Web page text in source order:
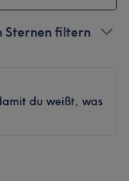
Sternen filtern
du weißt, was